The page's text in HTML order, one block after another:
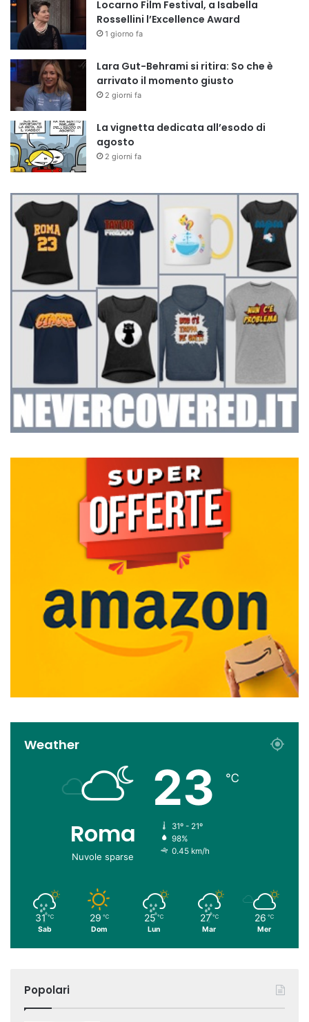
Locarno Film Festival, a Isabella
Rossellini l’Excellence Award
1 giorno fa
Lara Gut-Behrami si ritira: So che è
arrivato il momento giusto
2 giorni fa
La vignetta dedicata all’esodo di
agosto
2 giorni fa
Weather
Roma
Nuvole sparse
23 ℃
31º - 21º
98%
0.45 km/h
31 ℃
Sab
29 ℃
Dom
25 ℃
Lun
27 ℃
Mar
26 ℃
Mer
Popolari